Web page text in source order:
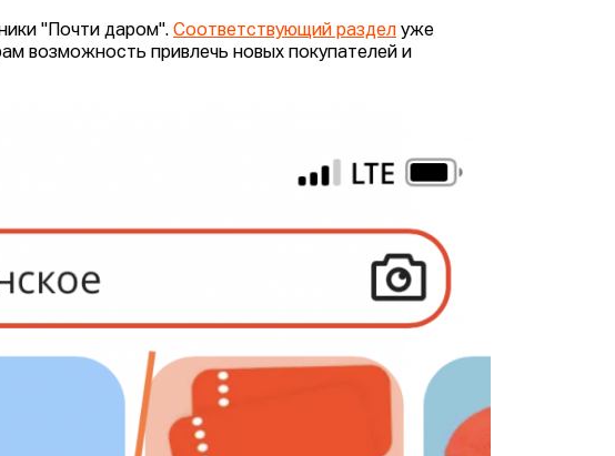
"Почти даром".Соответствующий раздел уже
возможность привлечь новых покупателей и